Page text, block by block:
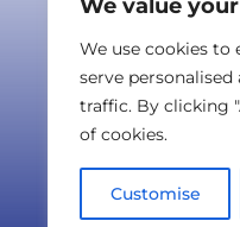
We value
We use cookies to
serve
traffic. By clicking
of cookies.
Customise